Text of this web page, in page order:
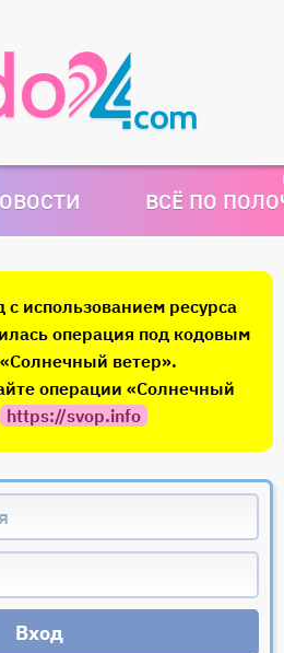
ВСЁ ПО
использованием ресурса
операция под кодовым
ветер».
операции «Солнечный
https://svop.info